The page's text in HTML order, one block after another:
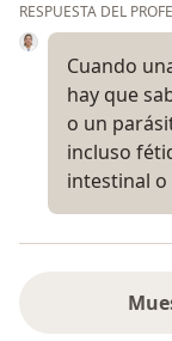
RESPUESTA DEL
Cuando
hay que
o un
incluso
intestinal